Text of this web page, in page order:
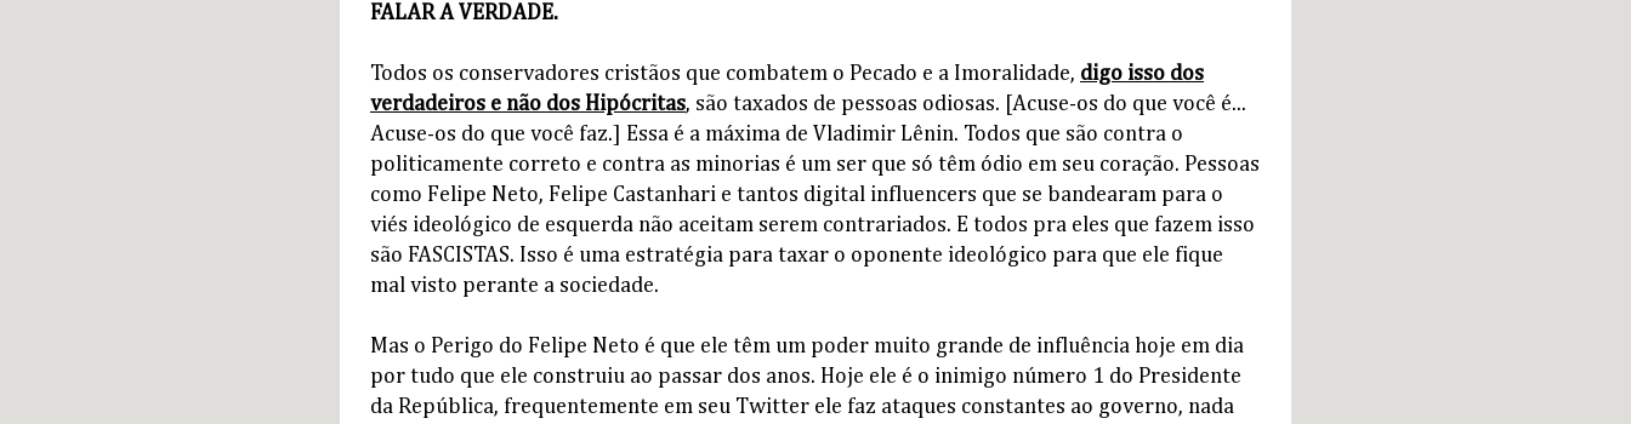
FALAR A VERDADE.
Todos os conservadores cristãos que combatem o Pecado e a Imoralidade, digo isso dos
verdadeiros e não dos Hipócritas, são taxados de pessoas odiosas. [Acuse-os do que você é...
Acuse-os do que você faz.] Essa é a máxima de Vladimir Lênin. Todos que são contra o
politicamente correto e contra as minorias é um ser que só têm ódio em seu coração. Pessoas
como Felipe Neto, Felipe Castanhari e tantos digital influencers que se bandearam para o
viés ideológico de esquerda não aceitam serem contrariados. E todos pra eles que fazem isso
são FASCISTAS. Isso é uma estratégia para taxar o oponente ideológico para que ele fique
mal visto perante a sociedade.
Mas o Perigo do Felipe Neto é que ele têm um poder muito grande de influência hoje em dia
por tudo que ele construiu ao passar dos anos. Hoje ele é o inimigo número 1 do Presidente
da República, frequentemente em seu Twitter ele faz ataques constantes ao governo, nada